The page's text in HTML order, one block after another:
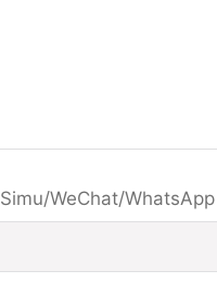
Simu/WeChat/WhatsApp